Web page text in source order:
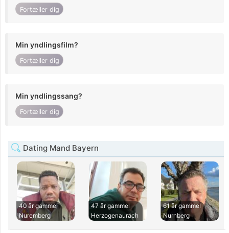
Fortæller dig
Min yndlingsfilm?
Fortæller dig
Min yndlingssang?
Fortæller dig
Dating Mand Bayern
40 år gammel
Nuremberg
47 år gammel
Herzogenaurach
61 år gammel
Nurnberg